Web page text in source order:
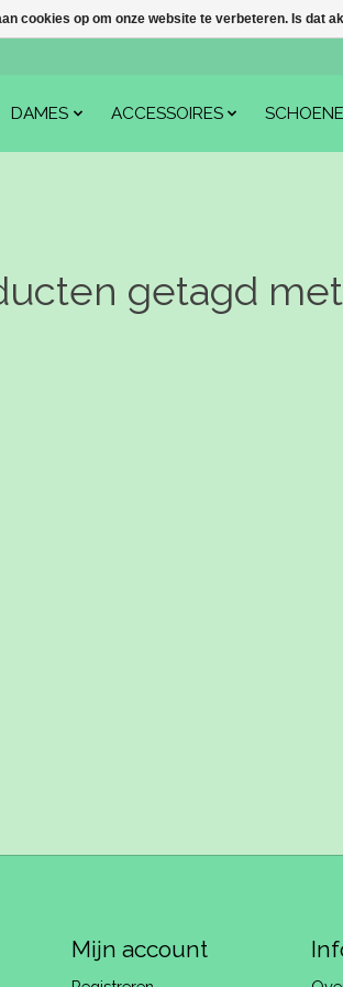
DAMES ACCESSOIRES
getagd
Mijn account
cookies op om onze website te verbeteren. Is dat